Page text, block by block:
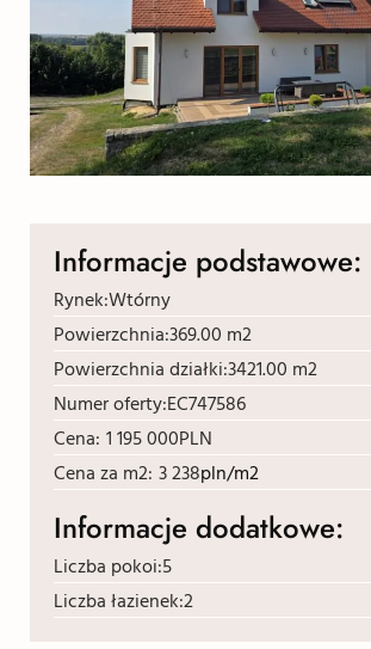
Informacje podstawowe:
Rynek:Wtórny
Powierzchnia:369.00 m2
Powierzchnia działki:3421.00 m2
Numer oferty:EC747586
Cena: 1 195 000PLN
Cena za m2: 3 238pln/m2
Informacje dodatkowe:
Liczba pokoi:5
Liczba łazienek:2